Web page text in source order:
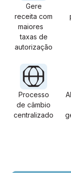
Gere
receita com
maiores
taxas de
autorização
Processo
de câmbio
centralizado